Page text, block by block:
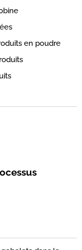
en poudre